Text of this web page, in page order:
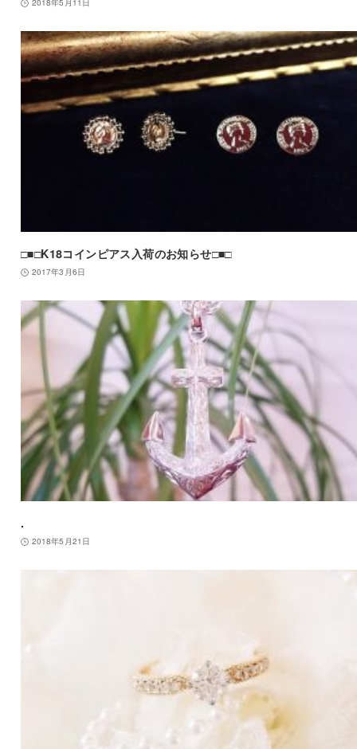
2018年5月11日
□■□K18コインピアス入荷のお知らせ□■□
2017年3月6日
.
2018年5月21日